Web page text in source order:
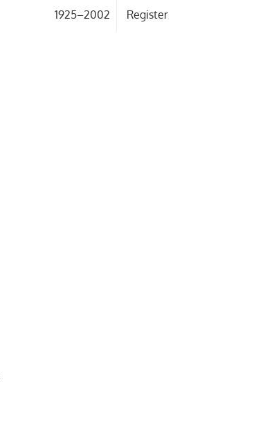
1925–2002 Register